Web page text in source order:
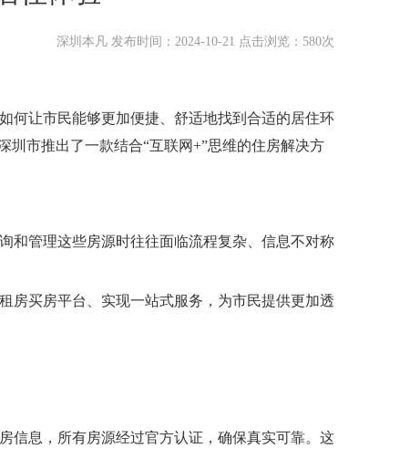
深圳本凡 发布时间：2024-10-21 点击浏览：580次
何让市民能够更加便捷、舒适地找到合适的居住环
圳市推出了一款结合“互联网+”思维的住房解决方
和管理这些房源时往往面临流程复杂、信息不对称
房买房平台、实现一站式服务，为市民提供更加透
信息，所有房源经过官方认证，确保真实可靠。这